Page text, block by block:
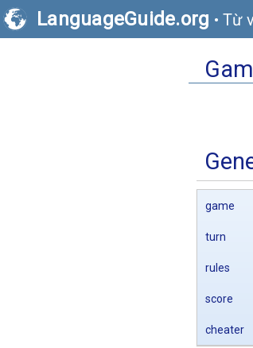
LanguageGuide.org • Từ
game
turn
rules
score
cheater